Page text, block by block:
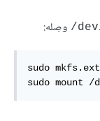
/ وصِله:
sudo
sudo mount